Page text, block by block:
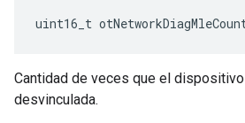
uint16_t
Cantidad de veces que el
desvinculada.